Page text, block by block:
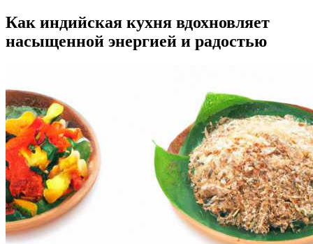
Как индийская кухня вдохновляет
насыщенной энергией и радостью